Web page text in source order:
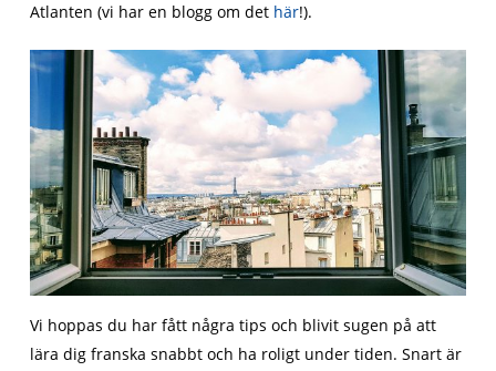
Atlanten (vi har en blogg om det här!).
Vi hoppas du har fått några tips och blivit sugen på att
lära dig franska snabbt och ha roligt under tiden. Snart är